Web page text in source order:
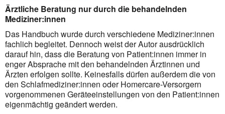
Ärztliche Beratung nur durch die behandelnden
Mediziner:innen
Das Handbuch wurde durch verschiedene Mediziner:innen
fachlich begleitet. Dennoch weist der Autor ausdrücklich
darauf hin, dass die Beratung von Patient:innen immer in
enger Absprache mit den behandelnden Ärztinnen und
Ärzten erfolgen sollte. Keinesfalls dürfen außerdem die von
den Schlafmediziner:innen oder Homercare-Versorgern
vorgenommenen Geräteeinstellungen von den Patient:innen
eigenmächtig geändert werden.